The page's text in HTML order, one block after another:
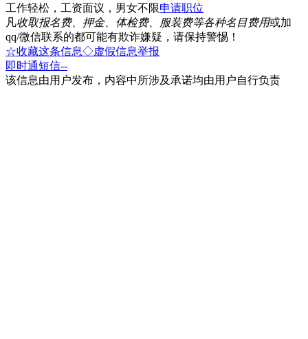
工作轻松，工资面议，男女不限申请职位
凡收取报名费、押金、体检费、服装费等各种名目费用或加
qq/微信联系的都可能有欺诈嫌疑，请保持警惕！
☆收藏这条信息◇虚假信息举报
即时通短信--
该信息由用户发布，内容中所涉及承诺均由用户自行负责